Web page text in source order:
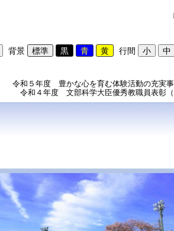
背景 行間
令和５年度 豊かな心を育む体験活動の充実
令和４年度 文部科学大臣優秀教職員表彰